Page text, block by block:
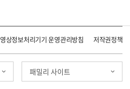
영상정보처리기기 운영관리방침 저작권정책
패밀리 사이트